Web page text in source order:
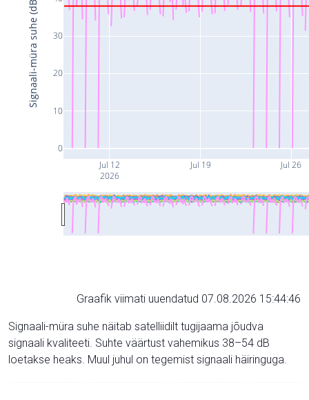
Jul 12
2026
Jul 19 Jul 26
0
10
20
30
Signaali-müra suhe (dB)
Graafik viimati uuendatud 07.08.2026 15:44:46
Signaali-müra suhe näitab satelliidilt tugijaama jõudva
signaali kvaliteeti. Suhte väärtust vahemikus 38–54 dB
loetakse heaks. Muul juhul on tegemist signaali häiringuga.